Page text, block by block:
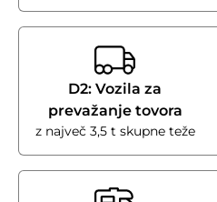
D2: Vozila za
prevažanje tovora
z največ 3,5 t skupne teže